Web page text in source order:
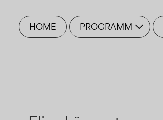
HOME PROGRAMM